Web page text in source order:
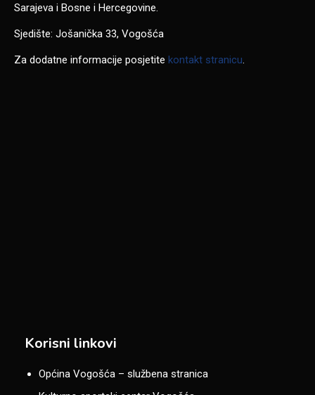
Sarajeva i Bosne i Hercegovine.
Sjedište: Jošanička 33, Vogošća
Za dodatne informacije posjetite kontakt stranicu
Korisni linkovi
Općina Vogošća – službena stranica